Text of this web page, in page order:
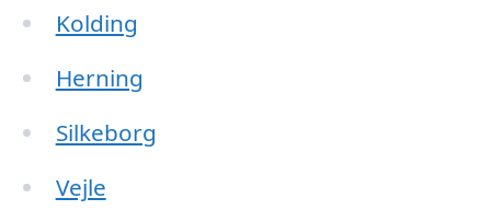
Kolding
Herning
Silkeborg
Vejle